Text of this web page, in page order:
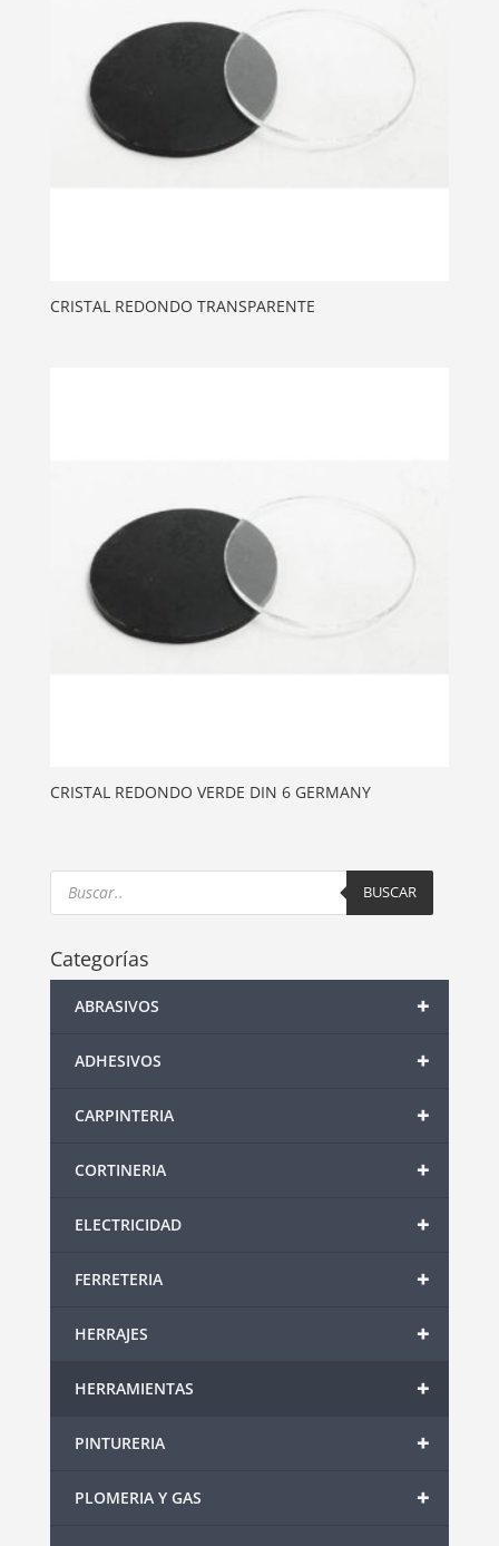
CRISTAL REDONDO TRANSPARENTE
CRISTAL REDONDO VERDE DIN 6 GERMANY
Products
search BUSCAR
Categorías
+
ABRASIVOS
+
ADHESIVOS
+
CARPINTERIA
+
CORTINERIA
+
ELECTRICIDAD
+
FERRETERIA
+
HERRAJES
+
HERRAMIENTAS
+
PINTURERIA
+
PLOMERIA Y GAS